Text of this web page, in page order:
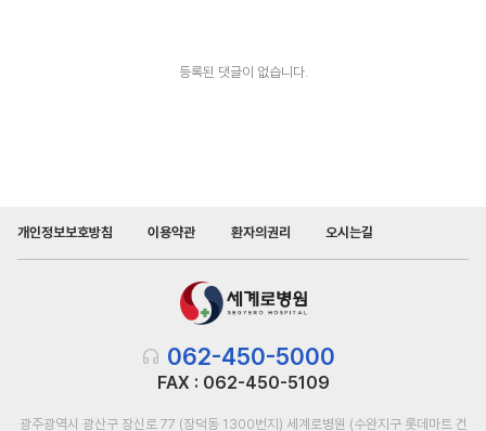
등록된 댓글이 없습니다.
개인정보보호방침 이용약관 환자의권리 오시는길
062-450-5000
FAX : 062-450-5109
광주광역시 광산구 장신로 77 (장덕동 1300번지) 세계로병원 (수완지구 롯데마트 건